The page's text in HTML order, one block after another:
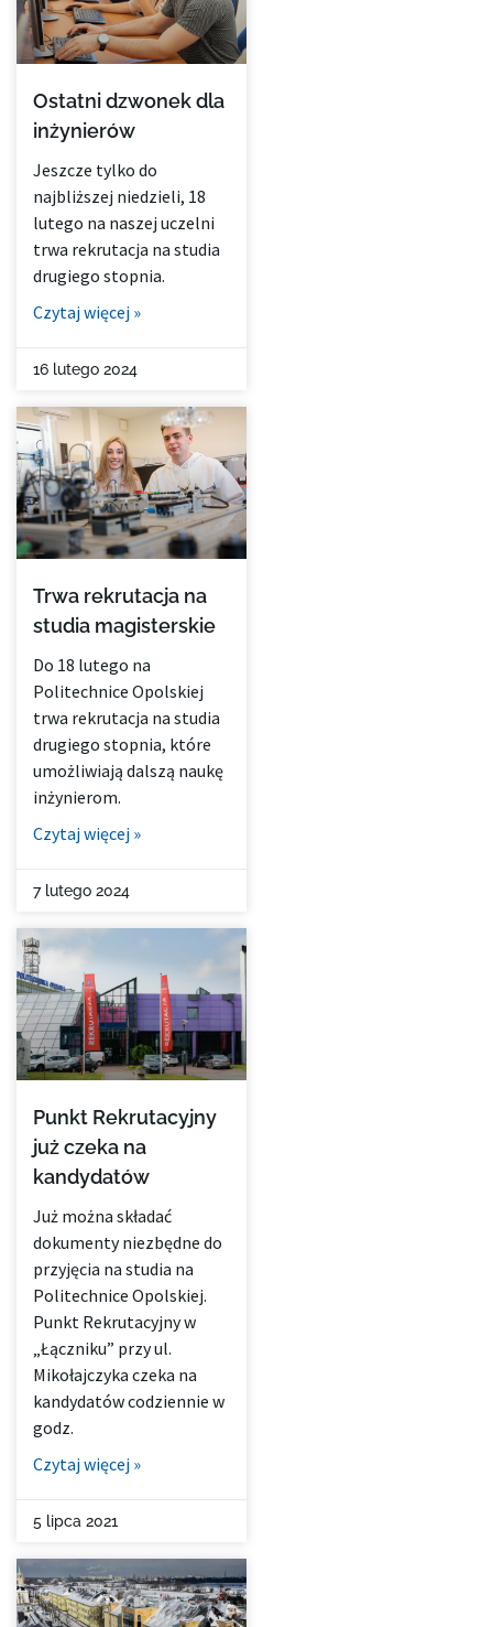
Ostatni dzwonek dla
inżynierów
Jeszcze tylko do
najbliższej niedzieli, 18
lutego na naszej uczelni
trwa rekrutacja na studia
drugiego stopnia.
Czytaj więcej »
16 lutego 2024
Trwa rekrutacja na
studia magisterskie
Do 18 lutego na
Politechnice Opolskiej
trwa rekrutacja na studia
drugiego stopnia, które
umożliwiają dalszą naukę
inżynierom.
Czytaj więcej »
7 lutego 2024
Punkt Rekrutacyjny
już czeka na
kandydatów
Już można składać
dokumenty niezbędne do
przyjęcia na studia na
Politechnice Opolskiej.
Punkt Rekrutacyjny w
„Łączniku” przy ul.
Mikołajczyka czeka na
kandydatów codziennie w
godz.
Czytaj więcej »
5 lipca 2021